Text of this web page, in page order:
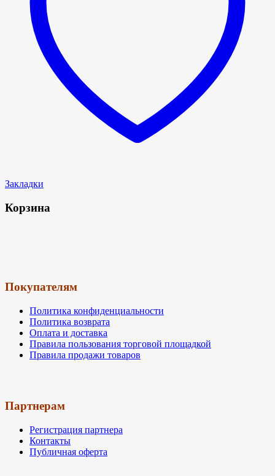
Закладки
Корзина
Покупателям
Политика конфиденциальности
Политика возврата
Оплата и доставка
Правила пользования торговой площадкой
Правила продажи товаров
Партнерам
Регистрация партнера
Контакты
Публичная оферта